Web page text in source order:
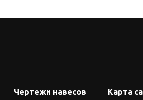
Чертежи навесов
Карта